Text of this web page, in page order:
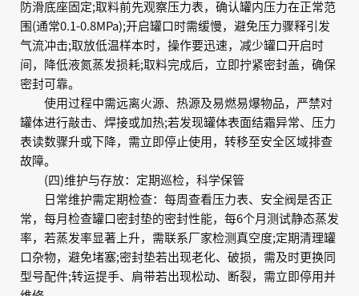
防滑底座固定;取料前先观察压力表，确认罐内压力在正常范
围(通常0.1-0.8MPa);开启罐口时需缓慢，避免压力骤释引发
气流冲击;取放低温样本时，操作要迅速，减少罐口开启时
间，降低液氮蒸发损耗;取料完成后，立即拧紧密封盖，确保
密封可靠。
使用过程中需远离火源、热源及易燃易爆物品，严禁对
罐体进行敲击、焊接或加热;若发现罐体表面结霜异常、压力
表读数骤升或下降，需立即停止使用，转移至安全区域排查
故障。
(四)维护与存放：定期巡检，科学保管
日常维护需定期检查：每周查看压力表、安全阀是否正
常，每月检查罐口密封垫的密封性能，每6个月测试静态蒸发
率，若蒸发率显著上升，需联系厂家检测真空度;定期清理罐
口杂物，避免堵塞;密封垫若出现老化、破损，需及时更换同
型号配件;转运提手、肩带若出现松动、断裂，需立即停用并